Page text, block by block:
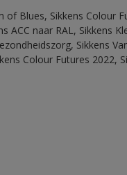
Blues, Sikkens Colour
ACC naar RAL, Sikkens
Sikkens
Colour Futures 2022,